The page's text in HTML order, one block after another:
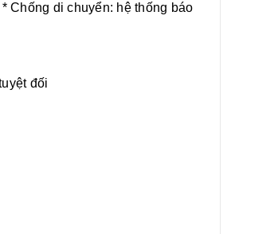
Chống di chuyển: hệ thống báo
đối